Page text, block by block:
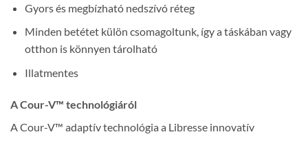
Gyors és megbízható nedszívó réteg
Minden betétet külön csomagoltunk, így a táskában vagy
otthon is könnyen tárolható
Illatmentes
A Cour-V™ technológiáról
A Cour-V™ adaptív technológia a Libresse innovatív